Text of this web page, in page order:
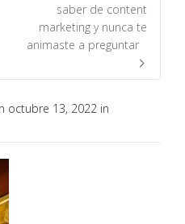
saber de content
marketing y nunca te
animaste a preguntar
octubre 13, 2022 in